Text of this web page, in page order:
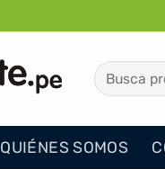
Buscar
por:
QUIÉNES SOMOS